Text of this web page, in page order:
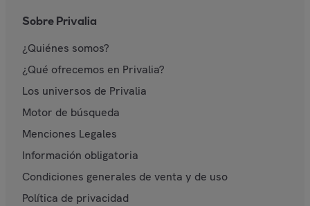
Sobre Privalia
¿Quiénes somos?
¿Qué ofrecemos en Privalia?
Los universos de Privalia
Motor de búsqueda
Menciones Legales
Información obligatoria
Condiciones generales de venta y de uso
Política de privacidad